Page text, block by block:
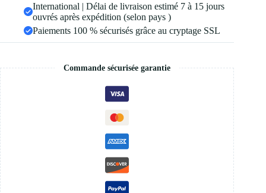
International | Délai de livraison estimé 7 à 15 jours
ouvrés après expédition (selon pays )
Paiements 100 % sécurisés grâce au cryptage SSL
Commande sécurisée garantie